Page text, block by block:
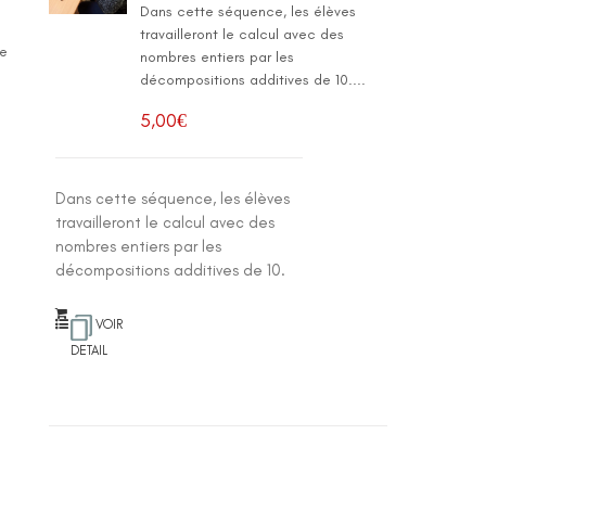
Dans cette séquence, les élèves
travailleront le calcul avec des
nombres entiers par les
décompositions additives de 10....
5,00€
Dans cette séquence, les élèves
travailleront le calcul avec des
nombres entiers par les
décompositions additives de 10.
VOIR
DETAIL